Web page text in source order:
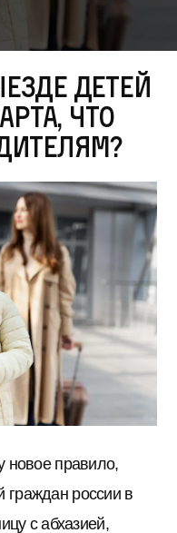
детей
что
новое правило,
россии в
с абхазией,